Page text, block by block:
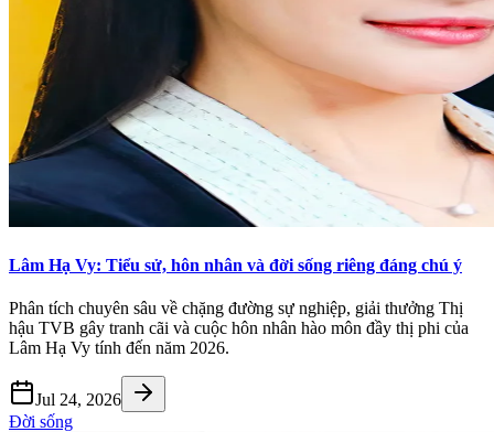
Lâm Hạ Vy: Tiểu sử, hôn nhân và đời sống riêng đáng chú ý
Phân tích chuyên sâu về chặng đường sự nghiệp, giải thưởng Thị
hậu TVB gây tranh cãi và cuộc hôn nhân hào môn đầy thị phi của
Lâm Hạ Vy tính đến năm 2026.
Jul 24, 2026
Đời sống